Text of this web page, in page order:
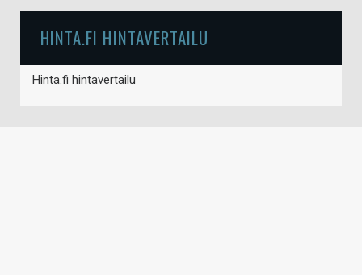
HINTA.FI HINTAVERTAILU
Hinta.fi hintavertailu